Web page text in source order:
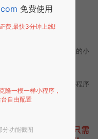
使用方法
造业企业通用估值模型的小
型”即可进入小程序
型团队开发，易企达小程序
值模型的小程序
型的小程序不难，只需
免费使用
费,最快3分钟上线!
隆一模一样小程序，
自由配置
分功能截图